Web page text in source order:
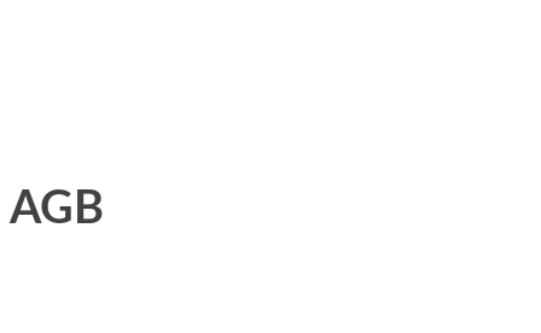
AGB